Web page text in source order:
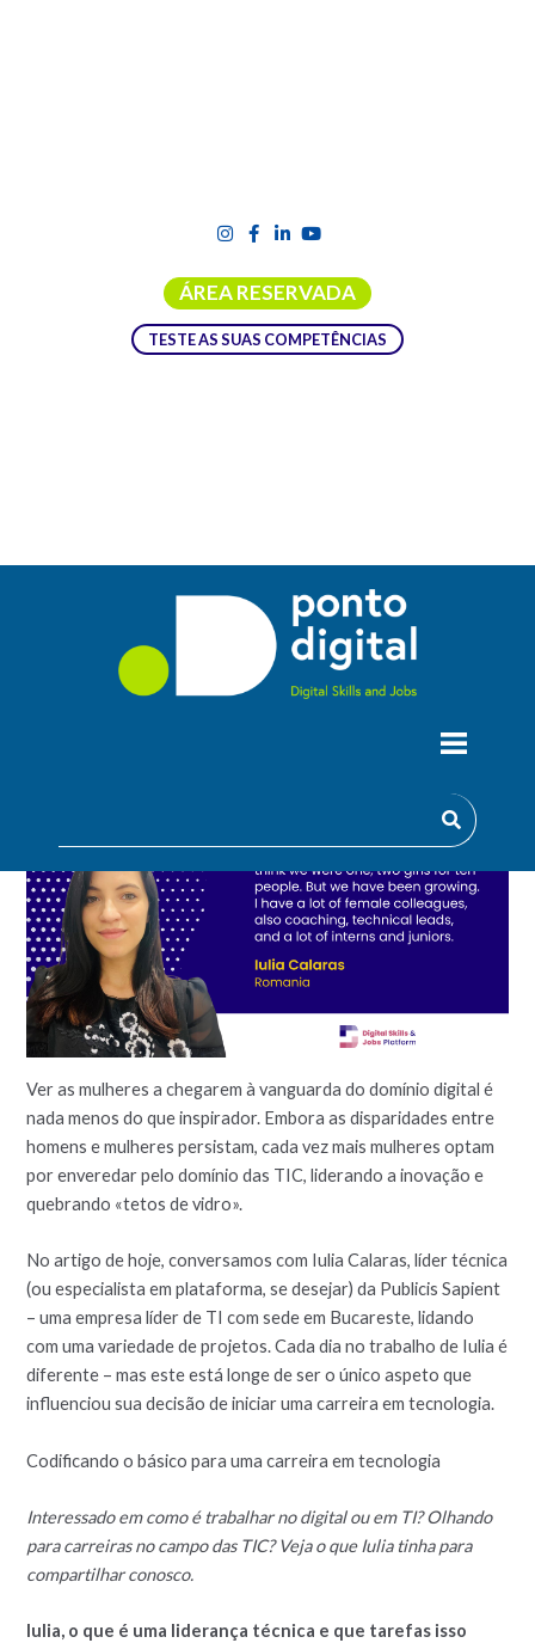
ÁREA RESERVADA
TESTE AS SUAS COMPETÊNCIAS
DIGITAL STORY: AS MULHERES A
REMODELAR O NOSSO FUTURO
Ver as mulheres a chegarem à vanguarda do domínio digital é
nada menos do que inspirador. Embora as disparidades entre
homens e mulheres persistam, cada vez mais mulheres optam
por enveredar pelo domínio das TIC, liderando a inovação e
quebrando «tetos de vidro».
No artigo de hoje, conversamos com Iulia Calaras, líder técnica
(ou especialista em plataforma, se desejar) da Publicis Sapient
– uma empresa líder de TI com sede em Bucareste, lidando
com uma variedade de projetos. Cada dia no trabalho de Iulia é
diferente – mas este está longe de ser o único aspeto que
influenciou sua decisão de iniciar uma carreira em tecnologia.
Codificando o básico para uma carreira em tecnologia
Interessado em como é trabalhar no digital ou em TI? Olhando
para carreiras no campo das TIC? Veja o que Iulia tinha para
compartilhar conosco.
Iulia, o que é uma liderança técnica e que tarefas isso